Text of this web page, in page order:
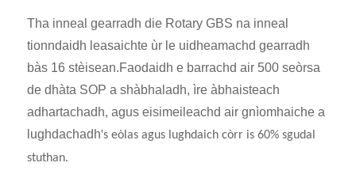
Tha inneal gearradh die Rotary GBS na inneal
tionndaidh leasaichte ùr le uidheamachd gearradh
bàs 16 stèisean.Faodaidh e barrachd air 500 seòrsa
de dhàta SOP a shàbhaladh, ìre àbhaisteach
adhartachadh, agus eisimeileachd air gnìomhaiche a
lughdachadh's eòlas agus lughdaich còrr is 60% sgudal
stuthan.